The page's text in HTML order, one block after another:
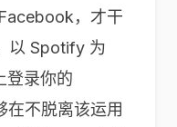
，才干
以 Spotify 为
登录你的
不脱离该运用